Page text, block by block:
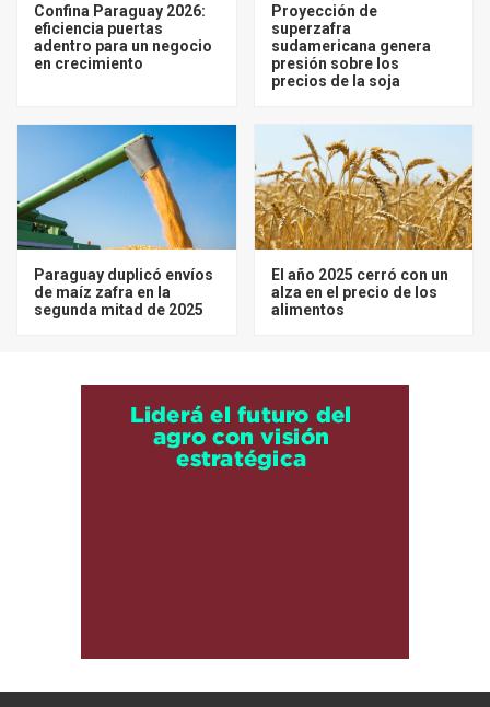
Confina Paraguay 2026:
eficiencia puertas
adentro para un negocio
en crecimiento
Proyección de
superzafra
sudamericana genera
presión sobre los
precios de la soja
Paraguay duplicó envíos
de maíz zafra en la
segunda mitad de 2025
El año 2025 cerró con un
alza en el precio de los
alimentos